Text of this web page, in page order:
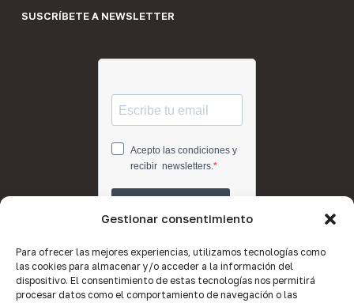
Gestionar consentimiento
Para ofrecer las mejores experiencias, utilizamos tecnologías como
las cookies para almacenar y/o acceder a la información del
dispositivo. El consentimiento de estas tecnologías nos permitirá
procesar datos como el comportamiento de navegación o las
SUSCRÍBETE A NEWSLETTER